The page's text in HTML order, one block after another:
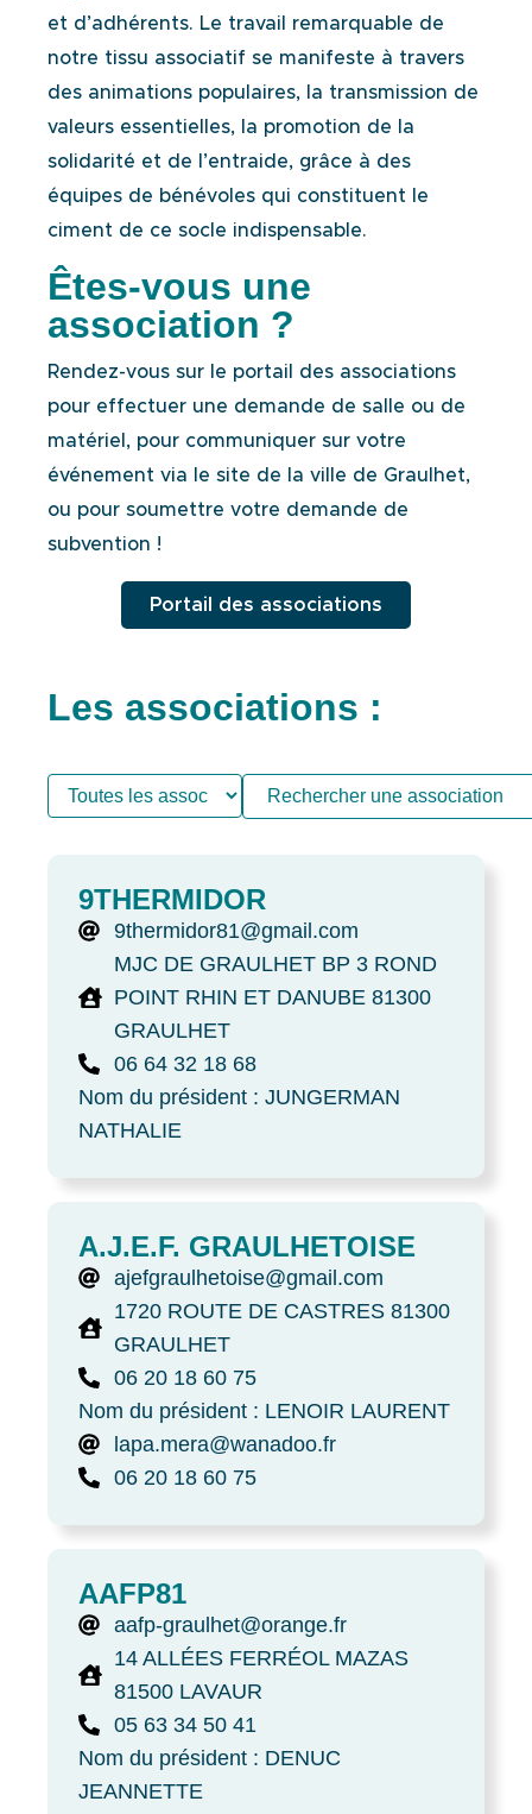
et d’adhérents. Le travail remarquable de
notre tissu associatif se manifeste à travers
des animations populaires, la transmission de
valeurs essentielles, la promotion de la
solidarité et de l’entraide, grâce à des
équipes de bénévoles qui constituent le
ciment de ce socle indispensable.
Êtes-vous une
association ?
Rendez-vous sur le portail des associations
pour effectuer une demande de salle ou de
matériel, pour communiquer sur votre
événement via le site de la ville de Graulhet,
ou pour soumettre votre demande de
subvention !
Portail des associations
Les associations :
9THERMIDOR
9thermidor81@gmail.com
MJC DE GRAULHET BP 3 ROND
POINT RHIN ET DANUBE 81300
GRAULHET
06 64 32 18 68
Nom du président : JUNGERMAN
NATHALIE
A.J.E.F. GRAULHETOISE
ajefgraulhetoise@gmail.com
1720 ROUTE DE CASTRES 81300
GRAULHET
06 20 18 60 75
Nom du président : LENOIR LAURENT
lapa.mera@wanadoo.fr
06 20 18 60 75
AAFP81
aafp-graulhet@orange.fr
14 ALLÉES FERRÉOL MAZAS
81500 LAVAUR
05 63 34 50 41
Nom du président : DENUC
JEANNETTE